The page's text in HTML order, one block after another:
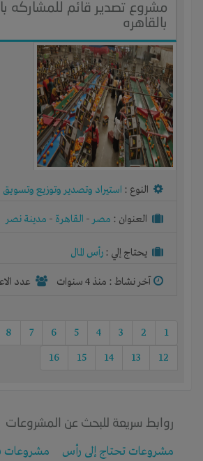
مشروع تصدير قائم للمشاركه
بالقاهره
النوع : استيراد وتصدير وتوزيع وتسويق
العنوان : مصر- القاهرة - مدينة نصر
يحتاج إلي : رأس المال
آخر نشاط : منذ 4 سنوات عدد الاعضاء
1
2
3
4
5
6
7
8
12
13
14
15
16
روابط سريعة للبحث عن المشروعات
مشروعات تحتاج إلى رأس
مشروعات